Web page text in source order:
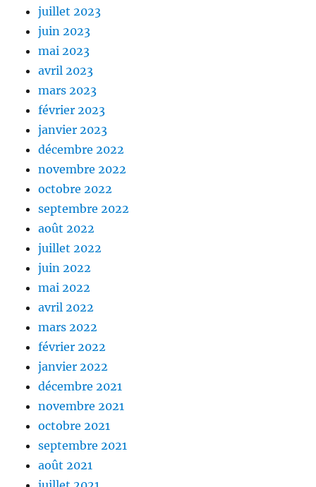
juillet 2023
juin 2023
mai 2023
avril 2023
mars 2023
février 2023
janvier 2023
décembre 2022
novembre 2022
octobre 2022
septembre 2022
août 2022
juillet 2022
juin 2022
mai 2022
avril 2022
mars 2022
février 2022
janvier 2022
décembre 2021
novembre 2021
octobre 2021
septembre 2021
août 2021